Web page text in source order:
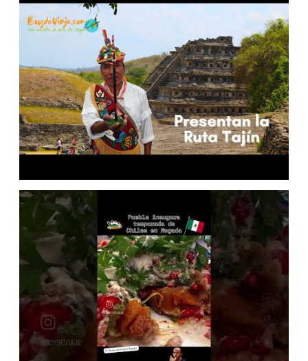
La Paz, Baja California Sur: es
tu punto de partida este
verano
NOTICIAS
Turibus Canta Corazón: donde
el amor, el desamor y la
música se convierten en una
experiencia inolvidable